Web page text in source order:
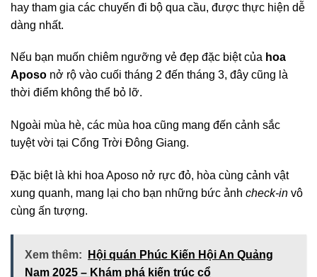
hay tham gia các chuyến đi bộ qua cầu, được thực hiện dễ
dàng nhất.
Nếu bạn muốn chiêm ngưỡng vẻ đẹp đặc biệt của hoa
Aposo nở rộ vào cuối tháng 2 đến tháng 3, đây cũng là
thời điểm không thể bỏ lỡ.
Ngoài mùa hè, các mùa hoa cũng mang đến cảnh sắc
tuyệt vời tại Cổng Trời Đông Giang.
Đặc biệt là khi hoa Aposo nở rực đỏ, hòa cùng cảnh vật
xung quanh, mang lại cho bạn những bức ảnh check-in vô
cùng ấn tượng.
Xem thêm:
Hội quán Phúc Kiến Hội An Quảng
Nam 2025 – Khám phá kiến trúc cổ